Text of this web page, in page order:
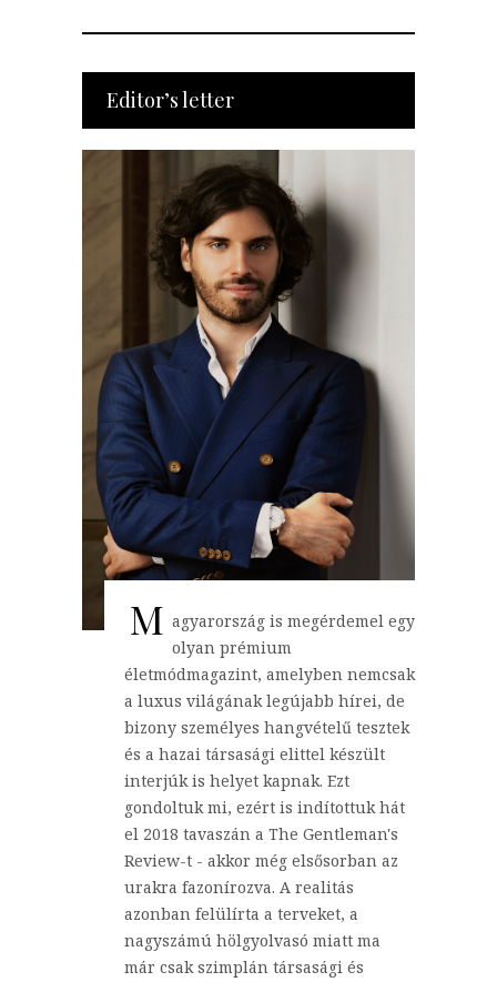
Editor’s letter
M agyarország is megérdemel egy
olyan prémium
életmódmagazint, amelyben nemcsak
a luxus világának legújabb hírei, de
bizony személyes hangvételű tesztek
és a hazai társasági elittel készült
interjúk is helyet kapnak. Ezt
gondoltuk mi, ezért is indítottuk hát
el 2018 tavaszán a The Gentleman's
Review-t - akkor még elsősorban az
urakra fazonírozva. A realitás
azonban felülírta a terveket, a
nagyszámú hölgyolvasó miatt ma
már csak szimplán társasági és